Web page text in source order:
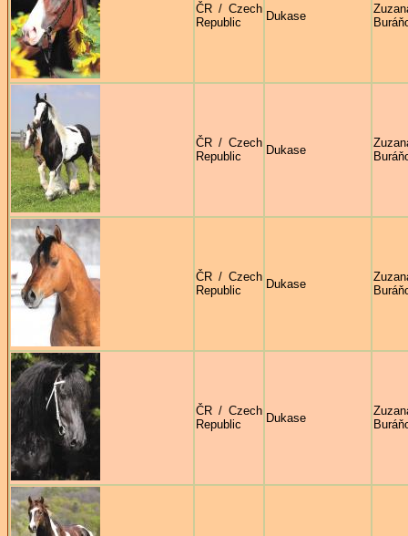
ČR / Czech
Republic
Dukase
ČR / Czech
Republic
Dukase
ČR / Czech
Republic
Dukase
ČR / Czech
Republic
Dukase